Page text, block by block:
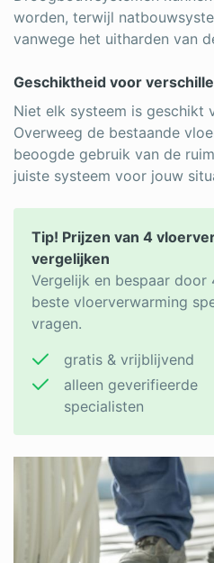
worden, terwijl
vanwege het uitharden van
Geschiktheid voor
Niet elk systeem is geschikt
Overweeg de bestaande
beoogde gebruik van de
juiste systeem voor jouw
Tip! Prijzen van 4
vergelijken
Vergelijk en bespaar
beste vloerverwarming
vragen.
gratis & vrijblijvend
alleen geverifieerde
specialisten